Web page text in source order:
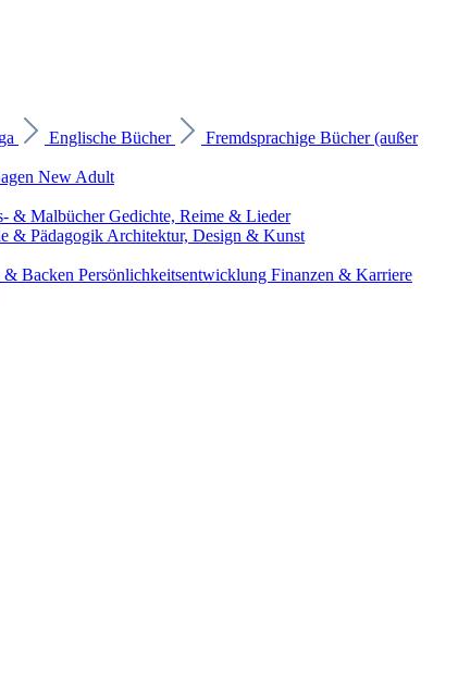
Englische Bücher
Fremdsprachige Bücher (außer
New Adult
& MalbücherGedichte, Reime & Lieder
& Pädagogik Architektur, Design & Kunst
& Backen Persönlichkeitsentwicklung Finanzen & Karriere